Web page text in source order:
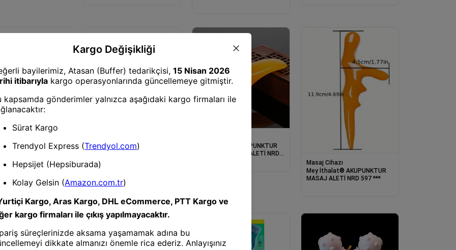
CİHAZ ADAPTÖRÜ
Mey İthalat® AKUPUNKTUR
AKUPRES MASAJ ALETİ NRD
Masaj Cihazı
Mey İthalat® AKUPUNKTUR
MASAJ ALETİ NRD 597 ***